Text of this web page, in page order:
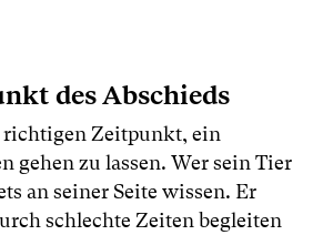
des Abschieds
richtigen Zeitpunkt, ein
gehen zu lassen. Wer sein Tier
an seiner Seite wissen. Er
schlechte Zeiten begleiten